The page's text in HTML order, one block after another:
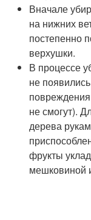
Вначале
на нижних
постепенно
верхушки.
В процессе
не
не смогут).
дерева
фрукты
мешковиной